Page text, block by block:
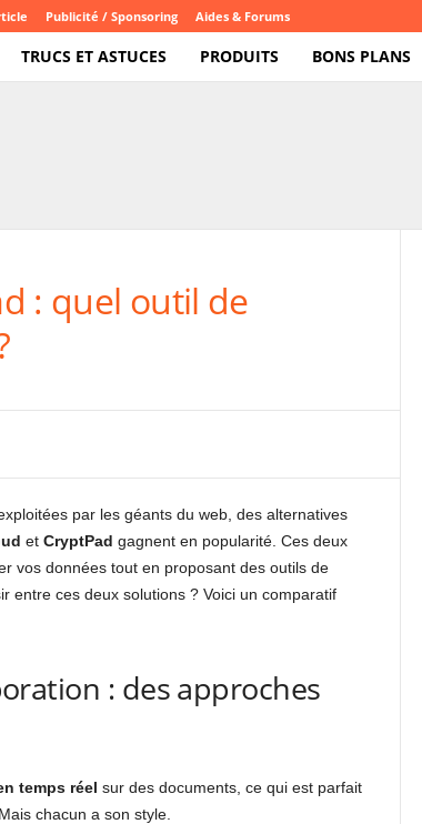
Publicité / Sponsoring Aides & Forums
TRUCS ET ASTUCES PRODUITS BONS PLANS
: quel outil de
par les géants du web, des alternatives
et CryptPad gagnent en popularité. Ces deux
vos données tout en proposant des outils de
entre ces deux solutions ? Voici un comparatif
: des approches
temps réel sur des documents, ce qui est parfait
chacun a son style.